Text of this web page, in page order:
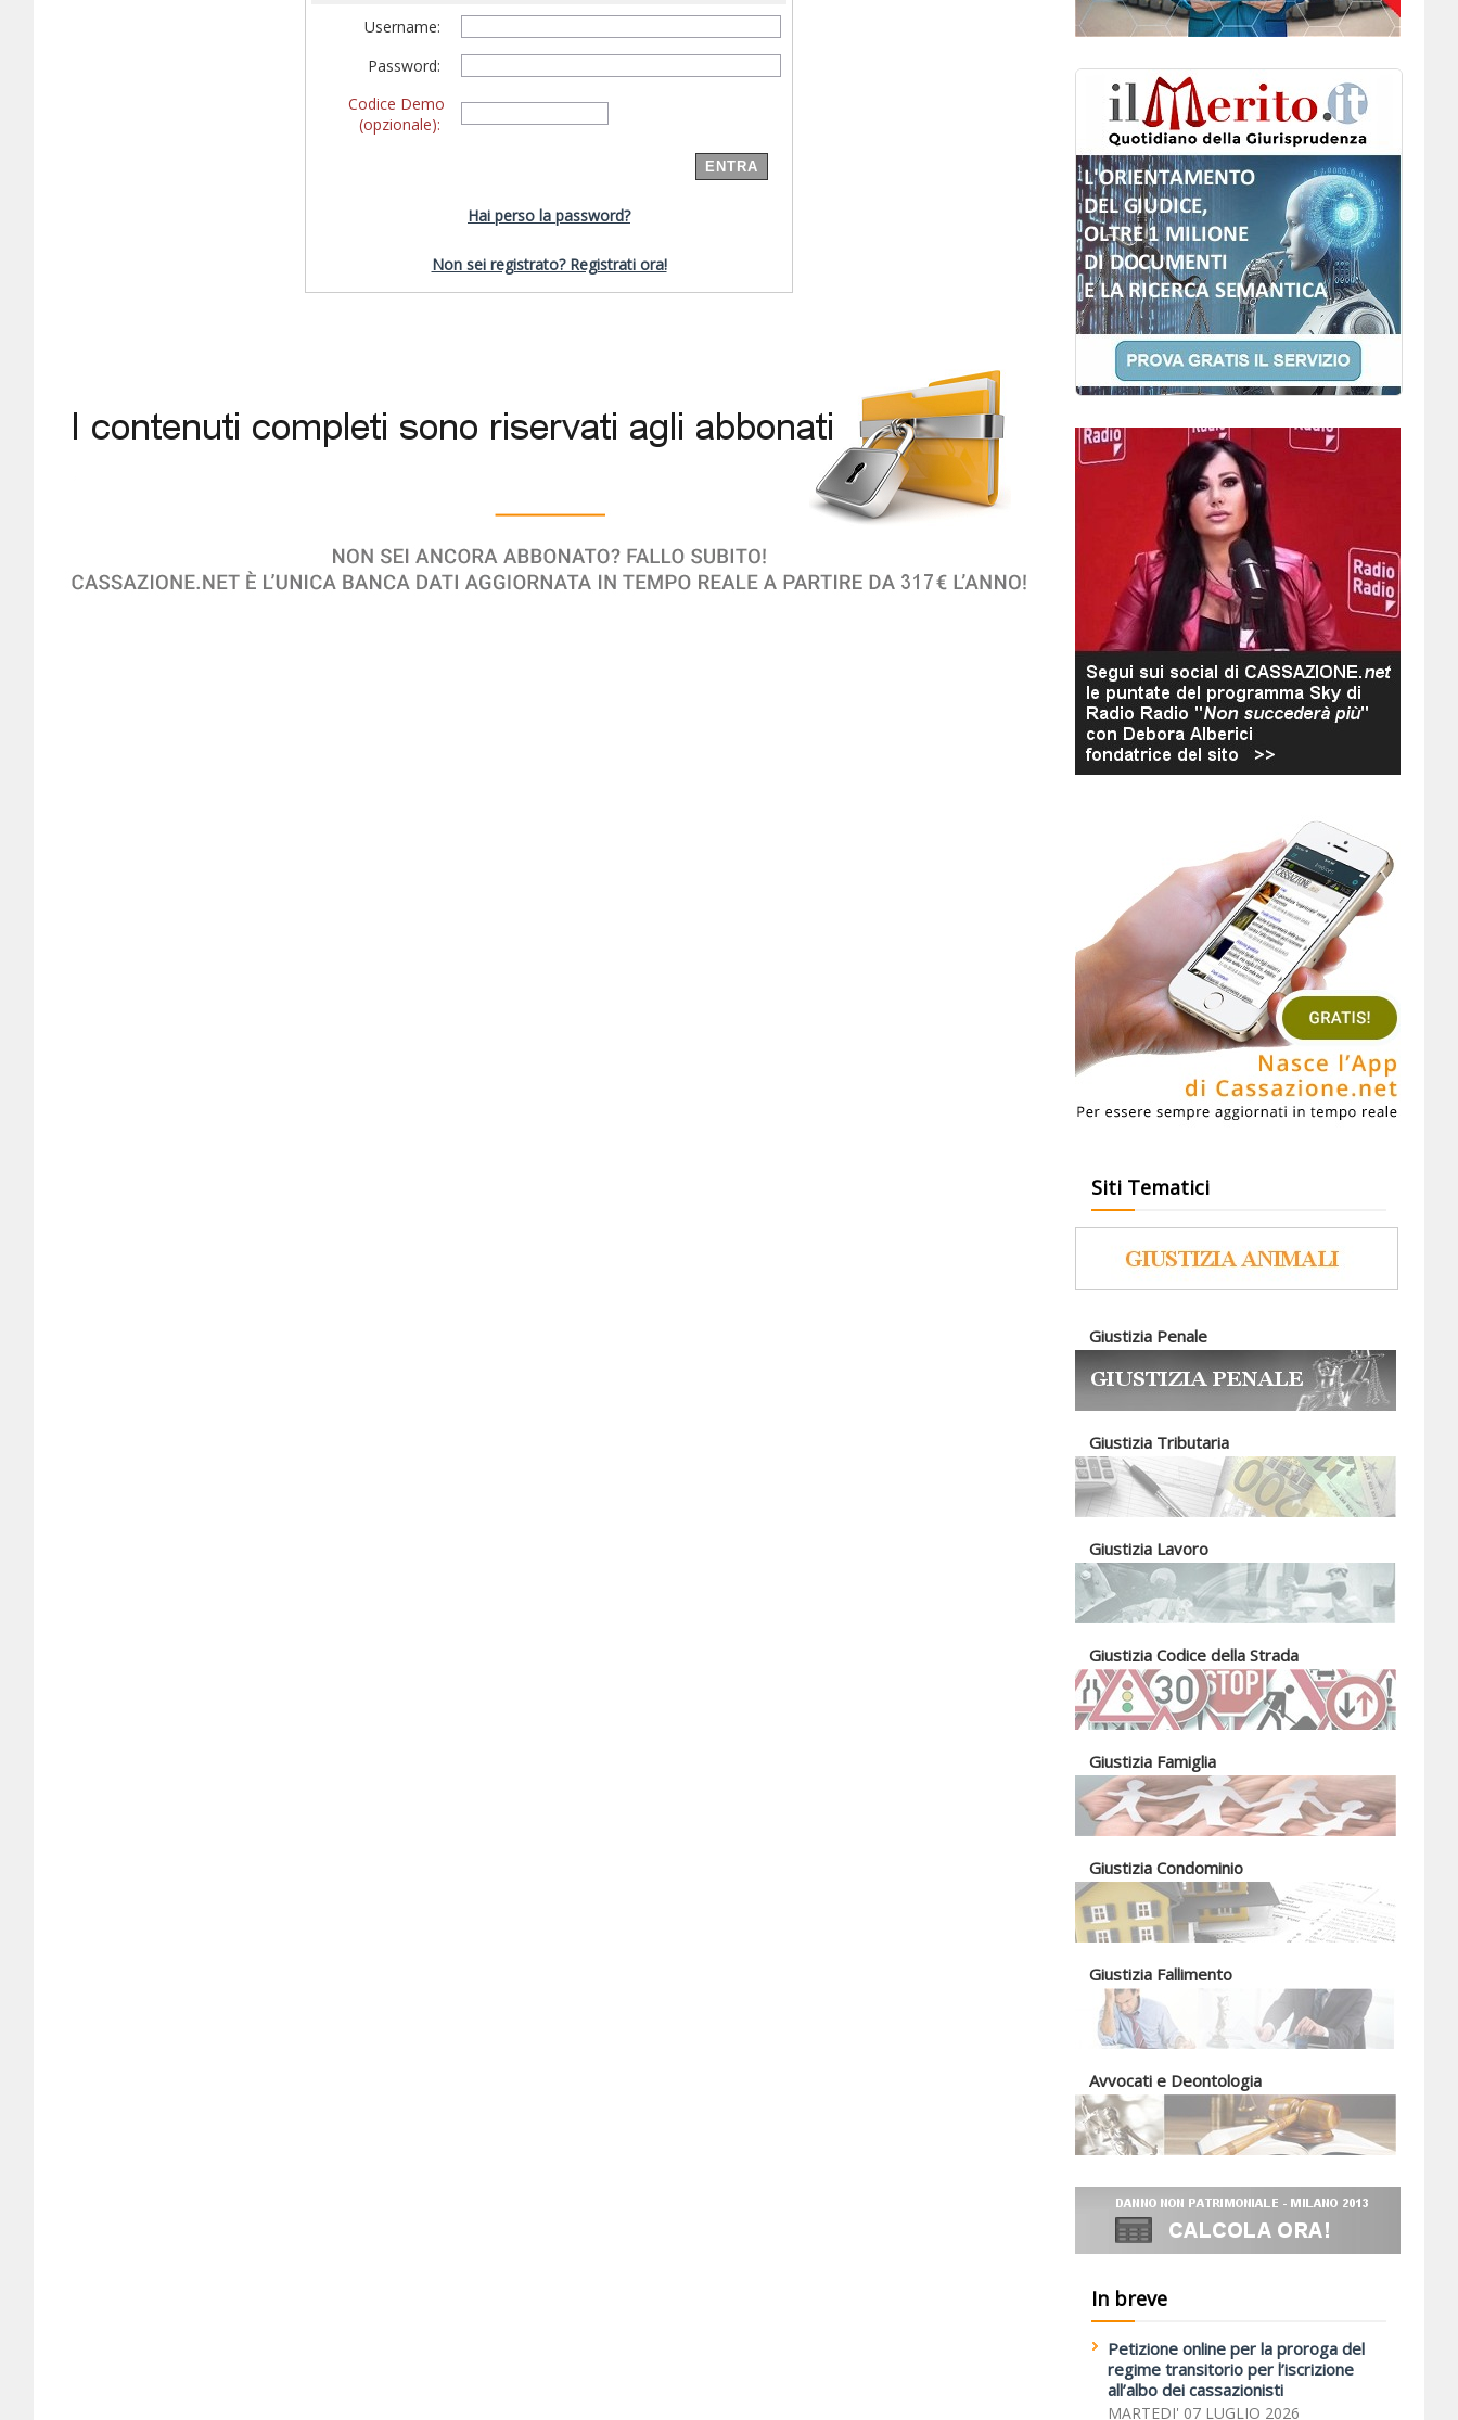
Username:
Password:
Codice Demo
(opzionale):
Hai perso la password?
Non sei registrato? Registrati ora!
Siti Tematici
Giustizia Penale
Giustizia Tributaria
Giustizia Lavoro
Giustizia Codice della Strada
Giustizia Famiglia
Giustizia Condominio
Giustizia Fallimento
Avvocati e Deontologia
In breve
Petizione online per la proroga del
regime transitorio per l’iscrizione
all’albo dei cassazionisti
MARTEDI' 07 LUGLIO 2026